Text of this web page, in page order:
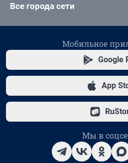
Все города сети
Мобильное
Google
App
Мы в